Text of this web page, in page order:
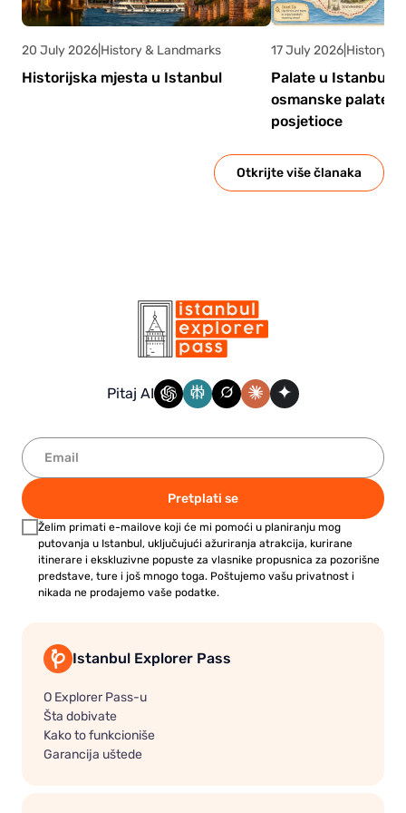
Otkrijte više članaka
20 July 2026 History & Landmarks
Historijska mjesta u Istanbul
17 July 2026 History &
Palate u Istanbulu:
osmanske palate i
posjetioce
Pitaj AI
Pretplati se
Želim primati e-mailove koji će mi pomoći u planiranju mog
putovanja u Istanbul, uključujući ažuriranja atrakcija, kurirane
itinerare i ekskluzivne popuste za vlasnike propusnica za pozorišne
predstave, ture i još mnogo toga. Poštujemo vašu privatnost i
nikada ne prodajemo vaše podatke.
Istanbul Explorer Pass
O Explorer Pass-u
Šta dobivate
Kako to funkcioniše
Garancija uštede